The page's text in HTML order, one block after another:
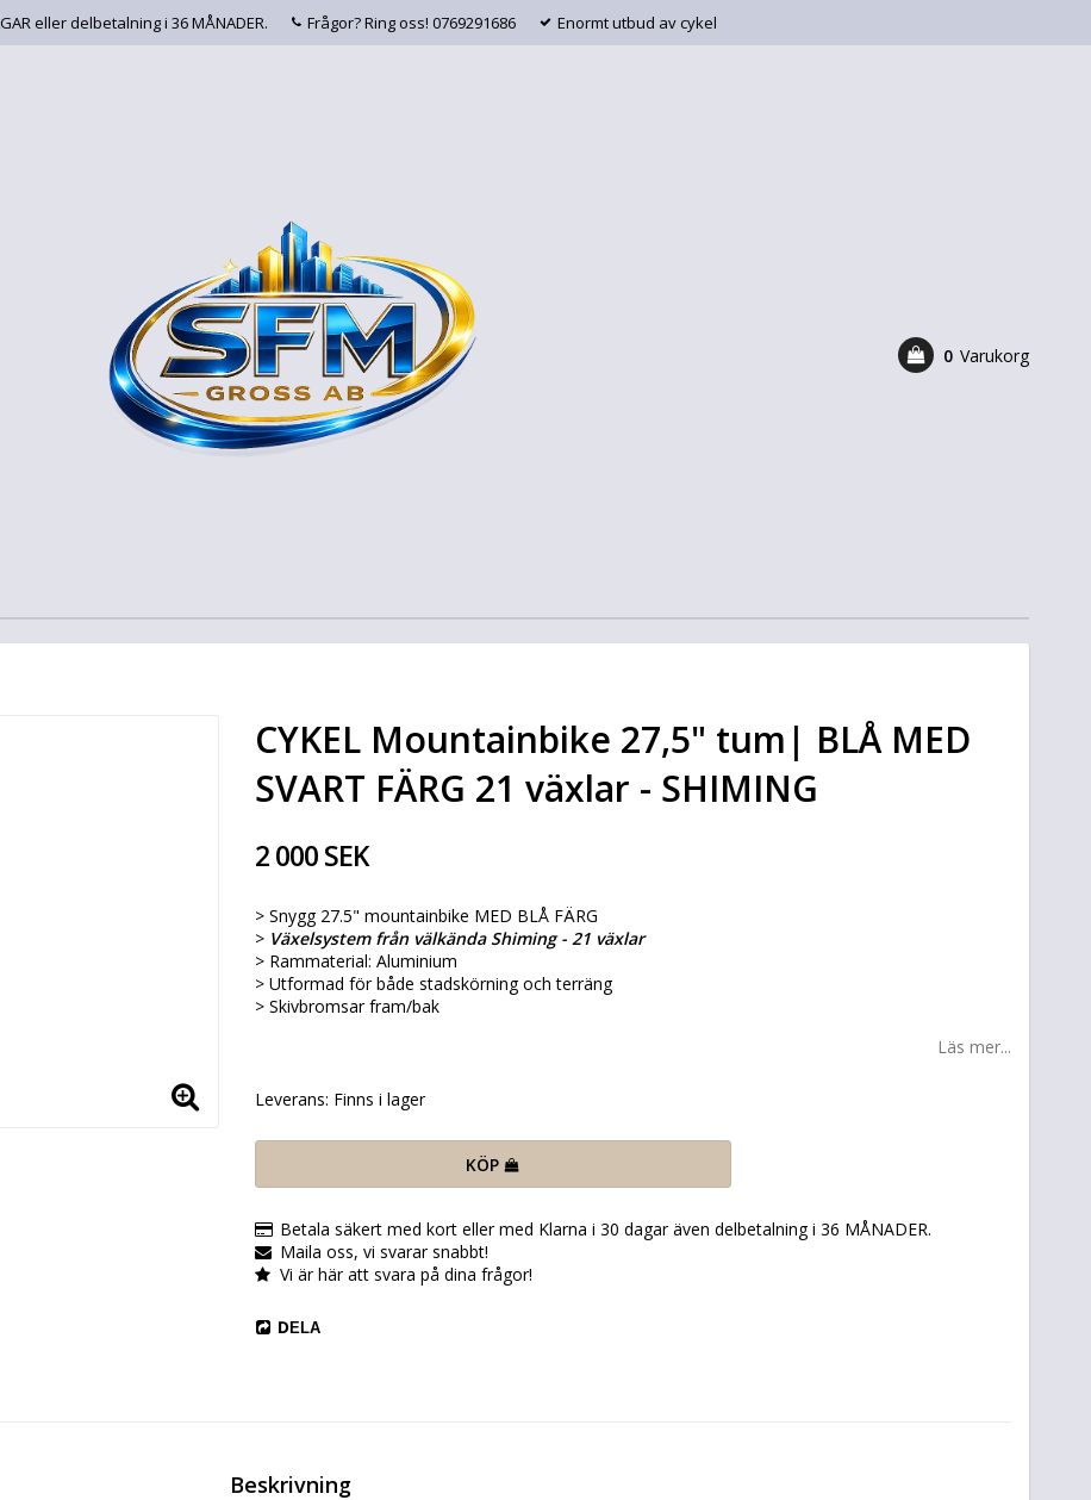
eller delbetalning i 36 MÅNADER. Frågor? Ring oss! 0769291686 Enormt utbud av cykel
0 Varukorg
CYKEL Mountainbike 27,5" tum| BLÅ MED
SVART FÄRG 21 växlar - SHIMING
2 000 SEK
> Snygg 27.5" mountainbike MED BLÅ FÄRG
> Växelsystem från välkända Shiming - 21 växlar
> Rammaterial: Aluminium
> Utformad för både stadskörning och terräng
> Skivbromsar fram/bak
Läs mer...
Leverans: Finns i lager
KÖP
Betala säkert med kort eller med Klarna i 30 dagar även delbetalning i 36 MÅNADER.
Maila oss, vi svarar snabbt!
Vi är här att svara på dina frågor!
DELA
Beskrivning